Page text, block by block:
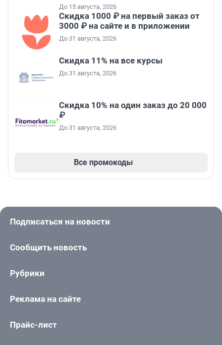
До 15 августа, 2026
Скидка 1000 ₽ на первый заказ от
3000 ₽ на сайте и в приложении
До 31 августа, 2026
Скидка 11% на все курсы
До 31 августа, 2026
Скидка 10% на один заказ до 20 000
₽
До 31 августа, 2026
Все промокоды
Подписаться на новости
Сообщить новость
Рубрики
Реклама на сайте
Прайс-лист